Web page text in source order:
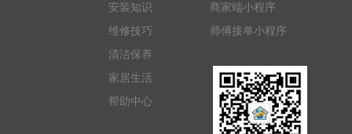
安装知识
维修技巧
清洁保养
家居生活
帮助中心
商家端小程序
师傅接单小程序